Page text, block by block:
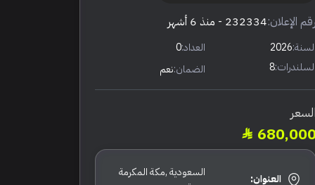
الإعلان:232334 - منذ 6 أشهر
2026 العداد:0
8 الضمان:نعم
العنوان:
السعودية ,مكة المكرمة